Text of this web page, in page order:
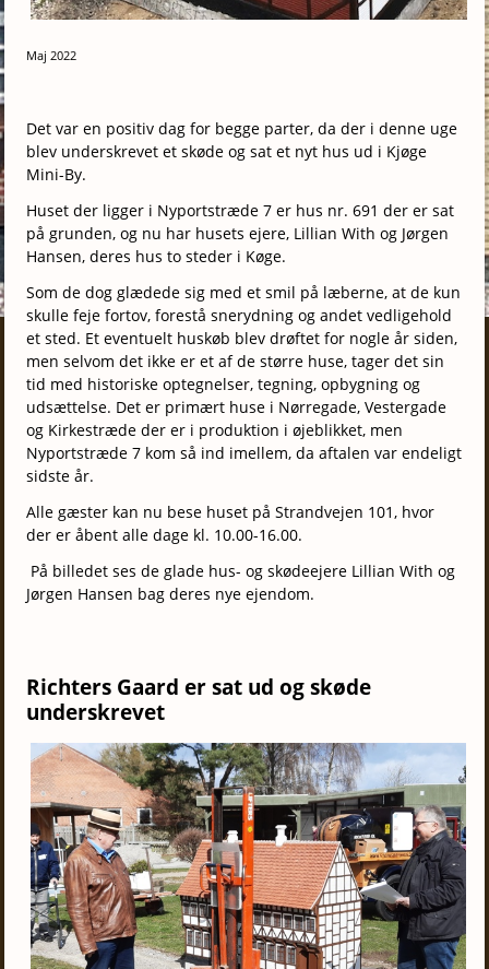
Maj 2022
Det var en positiv dag for begge parter, da der i denne uge
blev underskrevet et skøde og sat et nyt hus ud i Kjøge
Mini-By.
Huset der ligger i Nyportstræde 7 er hus nr. 691 der er sat
på grunden, og nu har husets ejere, Lillian With og Jørgen
Hansen, deres hus to steder i Køge.
Som de dog glædede sig med et smil på læberne, at de kun
skulle feje fortov, forestå snerydning og andet vedligehold
et sted. Et eventuelt huskøb blev drøftet for nogle år siden,
men selvom det ikke er et af de større huse, tager det sin
tid med historiske optegnelser, tegning, opbygning og
udsættelse. Det er primært huse i Nørregade, Vestergade
og Kirkestræde der er i produktion i øjeblikket, men
Nyportstræde 7 kom så ind imellem, da aftalen var endeligt
sidste år.
Alle gæster kan nu bese huset på Strandvejen 101, hvor
der er åbent alle dage kl. 10.00-16.00.
På billedet ses de glade hus- og skødeejere Lillian With og
Jørgen Hansen bag deres nye ejendom.
Richters Gaard er sat ud og skøde
underskrevet